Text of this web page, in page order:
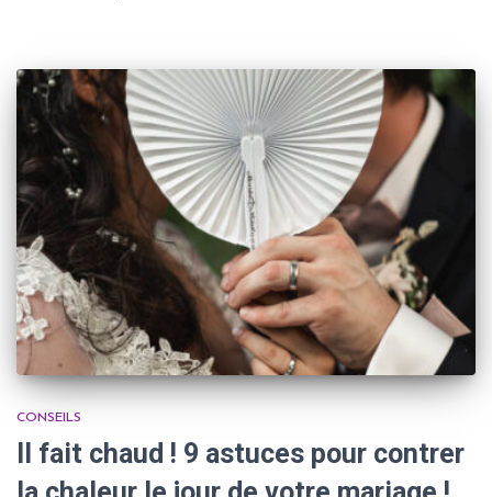
CONSEILS
Il fait chaud ! 9 astuces pour contrer